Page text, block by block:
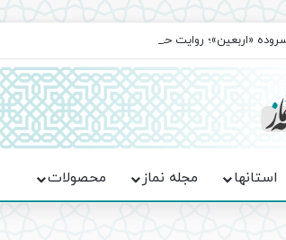
«اربعین»؛ روایت حماسه، استقامت و تمدن‌سازی امت
استانها مجله نماز محصولات